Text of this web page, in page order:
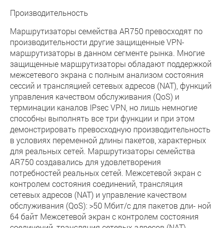
Производительность
Маршрутизаторы семейства AR750 превосходят по
производительности другие защищенные VPN-
маршрутизаторы в данном сегменте рынка. Многие
защищенные маршрутизаторы обладают поддержкой
межсетевого экрана с полным анализом состояния
сессий и трансляцией сетевых адресов (NAT), функций
управления качеством обслуживания (QoS) и
терминации каналов IPsec VPN, но лишь немногие
способны выполнять все три функции и при этом
демонстрировать превосходную производительность
в условиях переменной длины пакетов, характерных
для реальных сетей. Маршрутизаторы семейства
AR750 создавались для удовлетворения
потребностей реальных сетей. Межсетевой экран с
контролем состояния соединений, трансляция
сетевых адресов (NAT) и управление качеством
обслуживания (QoS): >50 Мбит/с для пакетов дли- ной
64 байт Межсетевой экран с контролем состояния